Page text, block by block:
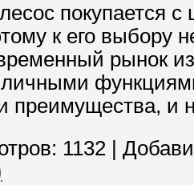
покупается
к его выбору
рынок
преимущества, и
1132